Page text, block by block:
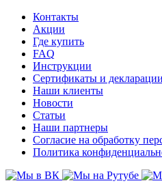
Контакты
Акции
Где купить
FAQ
Инструкции
Сертификаты и декларации
Наши клиенты
Новости
Статьи
Наши партнеры
Согласие на обработку
Политика